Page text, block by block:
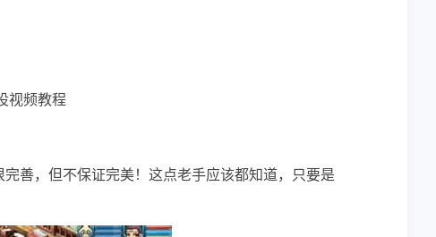
视频教程
善，但不保证完美！这点老手应该都知道，只要是